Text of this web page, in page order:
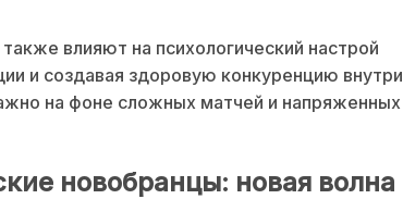
влияют на психологический настрой
и создавая здоровую конкуренцию внутри
на фоне сложных матчей и напряженных
новобранцы: новая волна